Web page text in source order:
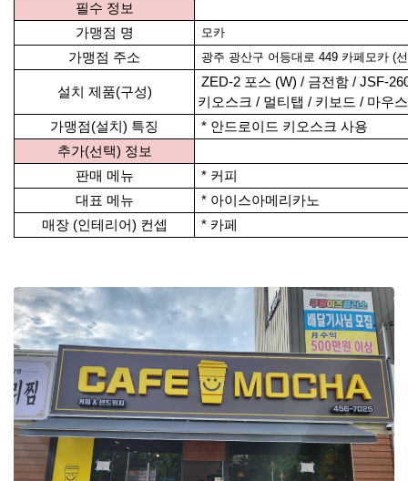
필수 정보
가맹점 명
모카
가맹점 주소 광주 광산구 어등대로 449 카페모카 (
설치 제품(구성)
ZED-2 포스 (W) / 금전함 / JSF-
키오스크 / 멀티탭 / 키보드 / 마우스
가맹점(설치) 특징
* 안드로이드 키오스크 사용
추가(선택) 정보
판매 메뉴
* 커피
대표 메뉴
* 아이스아메리카노
매장 (인테리어) 컨셉
* 카페